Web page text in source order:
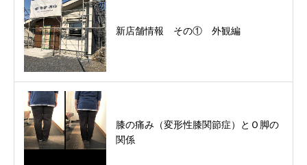
新店舗情報 その① 外観編
膝の痛み（変形性膝関節症）とＯ脚の
関係